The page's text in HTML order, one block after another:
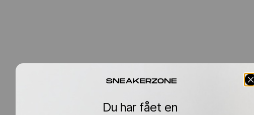
Du har fået en